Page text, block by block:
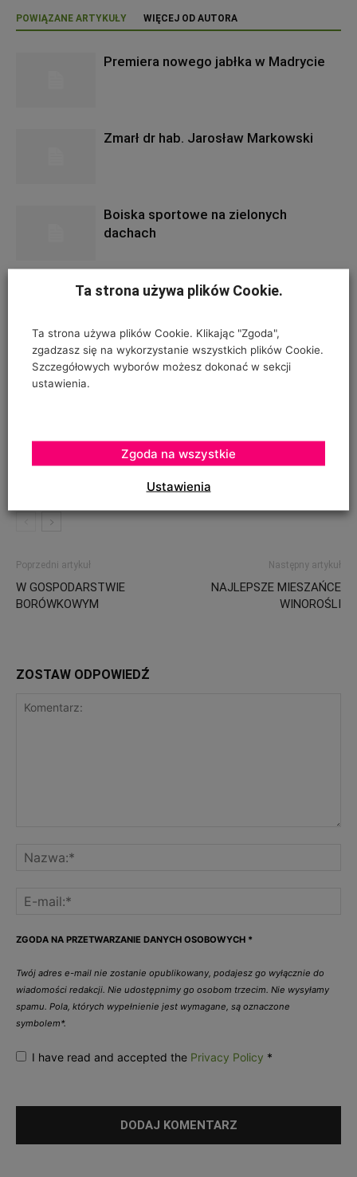
POWIĄZANE ARTYKUŁY WIĘCEJ OD AUTORA
Premiera nowego jabłka w Madrycie
Zmarł dr hab. Jarosław Markowski
Boiska sportowe na zielonych
dachach
Jabłkowe prognozy dla Chin
Świat buduje szklarnie
Specjalna linia warzyw, owoców i
jagód
Poprzedni artykuł
W GOSPODARSTWIE
BORÓWKOWYM
Następny artykuł
NAJLEPSZE MIESZAŃCE
WINOROŚLI
ZOSTAW ODPOWIEDŹ
ZGODA NA PRZETWARZANIE DANYCH OSOBOWYCH *
Twój adres e-mail nie zostanie opublikowany, podajesz go wyłącznie do
wiadomości redakcji. Nie udostępnimy go osobom trzecim. Nie wysyłamy
spamu. Pola, których wypełnienie jest wymagane, są oznaczone
symbolem*.
I have read and accepted the Privacy Policy *
Ta strona używa plików Cookie.
Ta strona używa plików Cookie. Klikając "Zgoda",
zgadzasz się na wykorzystanie wszystkich plików Cookie.
Szczegółowych wyborów możesz dokonać w sekcji
ustawienia.
Ustawienia
Zgoda na wszystkie